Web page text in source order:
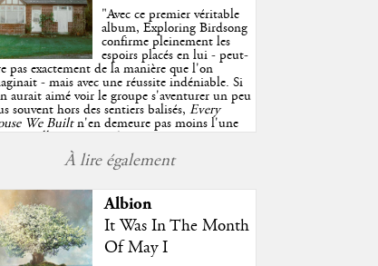
"Avec ce premier véritable
album, Exploring Birdsong
confirme pleinement les
espoirs placés en lui - peut-
pas exactement de la manière que l'on
- mais avec une réussite indéniable. Si
aurait aimé voir le groupe s'aventurer un peu
souvent hors des sentiers balisés,Every
We Builtn'en demeure pas moins l'une
très belles surprises de cette année, porté par
morceaux qui trouveront sans difficulté
place de choix dans vos playlists estivales.
À lire également
Albion
It Was In The Month
Of May I